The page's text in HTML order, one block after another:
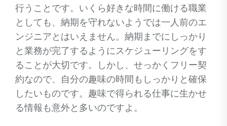
行うことです。いくら好きな時間に働ける職業
としても、納期を守れないようでは一人前のエ
ンジニアとはいえません。納期までにしっかり
と業務が完了するようにスケジューリングをす
ることが大切です。しかし、せっかくフリー契
約なので、自分の趣味の時間もしっかりと確保
したいものです。趣味で得られる仕事に生かせ
る情報も意外と多いのですよ。